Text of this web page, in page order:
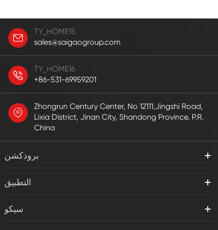
TY_HOME15
sales@saigaogroup.com
TY_HOME16
+86-531-69959201
Zhongrun Century Center, No 12111,Jingshi Road,
Lixia District, Jinan City, Shandong Province. P.R.
China
برودكشن
التطبيق
سيكو